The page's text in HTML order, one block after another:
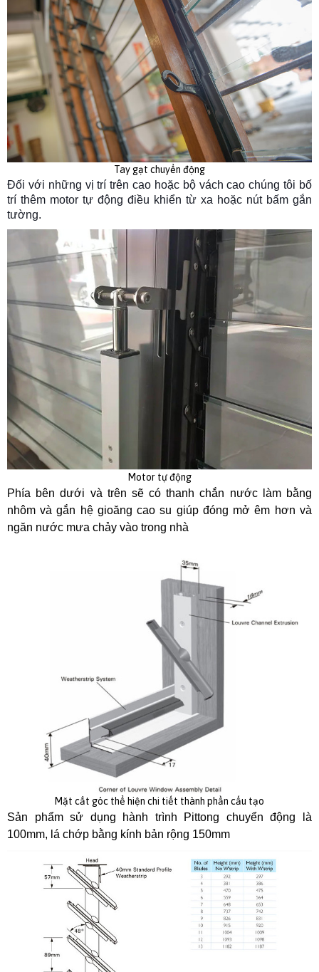
Tay gạt chuyển động
Đối với những vị trí trên cao hoặc bộ vách cao chúng tôi bố
trí thêm motor tự động điều khiển từ xa hoặc nút bấm gắn
tường.
Motor tự động
Phía bên dưới và trên sẽ có thanh chắn nước làm bằng
nhôm và gắn hệ gioăng cao su giúp đóng mở êm hơn và
ngăn nước mưa chảy vào trong nhà
Mặt cắt góc thể hiện chi tiết thành phần cấu tạo
Sản phẩm sử dụng hành trình Pittong chuyển động là
100mm, lá chớp bằng kính bản rộng 150mm